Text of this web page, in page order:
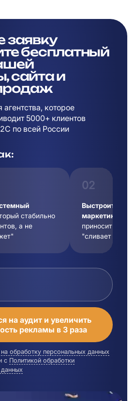
заявку
бесплатный
сайта и
агентства, которое
5000+ клиентов
по всей России
стабильно
а не
02
Выстроить
маркетинг,
приносит
"сливает
на аудит и увеличить
рекламы в 3 раза
на обработку персональных данных
с Политикой обработки